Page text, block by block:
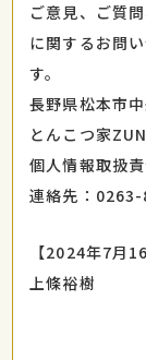
ご意見、ご質
に関するお問
す。
長野県松本市
とんこつ家ZUN
個人情報取扱
連絡先：
【2024年7月
上條裕樹